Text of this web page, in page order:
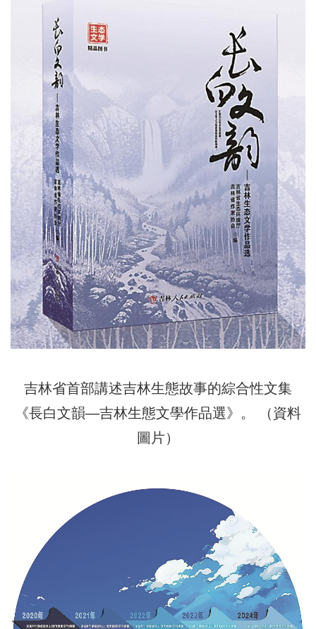
吉林省首部講述吉林生態故事的綜合性文集
《長白文韻—吉林生態文學作品選》。 （資料
圖片）